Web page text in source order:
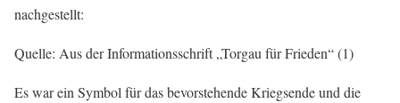
nachgestellt:
Quelle: Aus der Informationsschrift „Torgau für Frieden“ (1)
Es war ein Symbol für das bevorstehende Kriegsende und die